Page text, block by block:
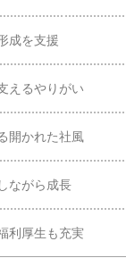
成を支援
えるやりがい
開かれた社風
ながら成長
利厚生も充実